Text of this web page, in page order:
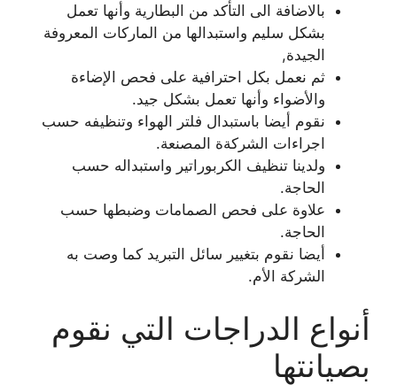
بالاضافة الى التأكد من البطارية وأنها تعمل
بشكل سليم واستبدالها من الماركات المعروفة
الجيدة,
ثم نعمل بكل احترافية على فحص الإضاءة
والأضواء وأنها تعمل بشكل جيد.
نقوم أيضا باستبدال فلتر الهواء وتنظيفه حسب
اجراءات الشركةة المصنعة.
ولدينا تنظيف الكربوراتير واستبداله حسب
الحاجة.
علاوة على فحص الصمامات وضبطها حسب
الحاجة.
أيضا نقوم بتغيير سائل التبريد كما وصت به
الشركة الأم.
أنواع الدراجات التي نقوم
بصيانتها